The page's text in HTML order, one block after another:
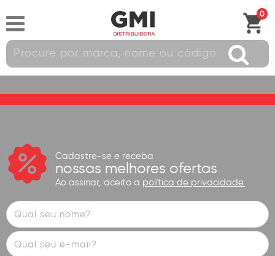
0
Cadastre-se e receba
nossas melhores ofertas
Ao assinar, aceito a política de privacidade.